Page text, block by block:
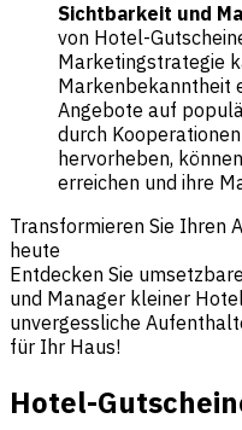
Sichtbarkeit und
von Hotel-
Marketingstrategie
Markenbekanntheit
Angebote auf
durch
hervorheben,
erreichen und ihre
Transformieren Sie Ihren
heute
Entdecken Sie
und Manager kleiner
unvergessliche
für Ihr Haus!
Hotel-